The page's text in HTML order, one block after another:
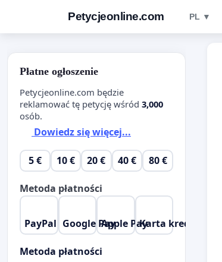
Petycjeonline.com PL ▼
Płatne ogłoszenie
Petycjeonline.com będzie
reklamować tę petycję wśród 3,000
osób.
Dowiedz się więcej...
5 € 10 € 20 € 40 € 80 €
Metoda płatności
PayPal Google PayApple PayKarta kredytowa
Metoda płatności